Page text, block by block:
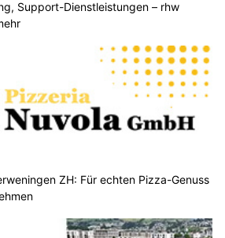
Support-Dienstleistungen – rhw
ZH: Für echten Pizza-Genuss